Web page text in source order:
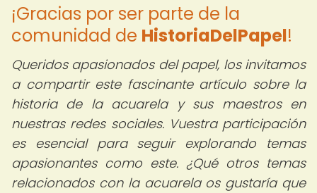
¡Gracias por ser parte de la
comunidad de HistoriaDelPapel!
Queridos apasionados del papel, los invitamos
a compartir este fascinante artículo sobre la
historia de la acuarela y sus maestros en
nuestras redes sociales. Vuestra participación
es esencial para seguir explorando temas
apasionantes como este. ¿Qué otros temas
relacionados con la acuarela os gustaría que